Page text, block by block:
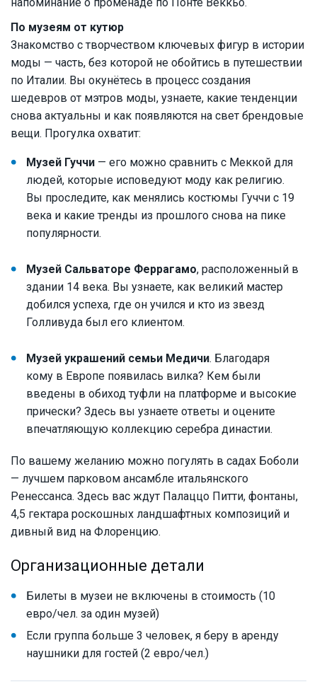
По музеям от кутюр
Знакомство с творчеством ключевых фигур в истории
моды — часть, без которой не обойтись в путешествии
по Италии. Вы окунётесь в процесс создания
шедевров от мэтров моды, узнаете, какие тенденции
снова актуальны и как появляются на свет брендовые
вещи. Прогулка охватит:
Музей Гуччи — его можно сравнить с Меккой для
людей, которые исповедуют моду как религию.
Вы проследите, как менялись костюмы Гуччи с 19
века и какие тренды из прошлого снова на пике
популярности.
Музей Сальваторе Феррагамо, расположенный в
здании 14 века. Вы узнаете, как великий мастер
добился успеха, где он учился и кто из звезд
Голливуда был его клиентом.
Музей украшений семьи Медичи. Благодаря
кому в Европе появилась вилка? Кем были
введены в обиход туфли на платформе и высокие
прически? Здесь вы узнаете ответы и оцените
впечатляющую коллекцию серебра династии.
По вашему желанию можно погулять в садах Боболи
— лучшем парковом ансамбле итальянского
Ренессанса. Здесь вас ждут Палаццо Питти, фонтаны,
4,5 гектара роскошных ландшафтных композиций и
дивный вид на Флоренцию.
Организационные детали
Билеты в музеи не включены в стоимость (10
евро/чел. за один музей)
Если группа больше 3 человек, я беру в аренду
наушники для гостей (2 евро/чел.)